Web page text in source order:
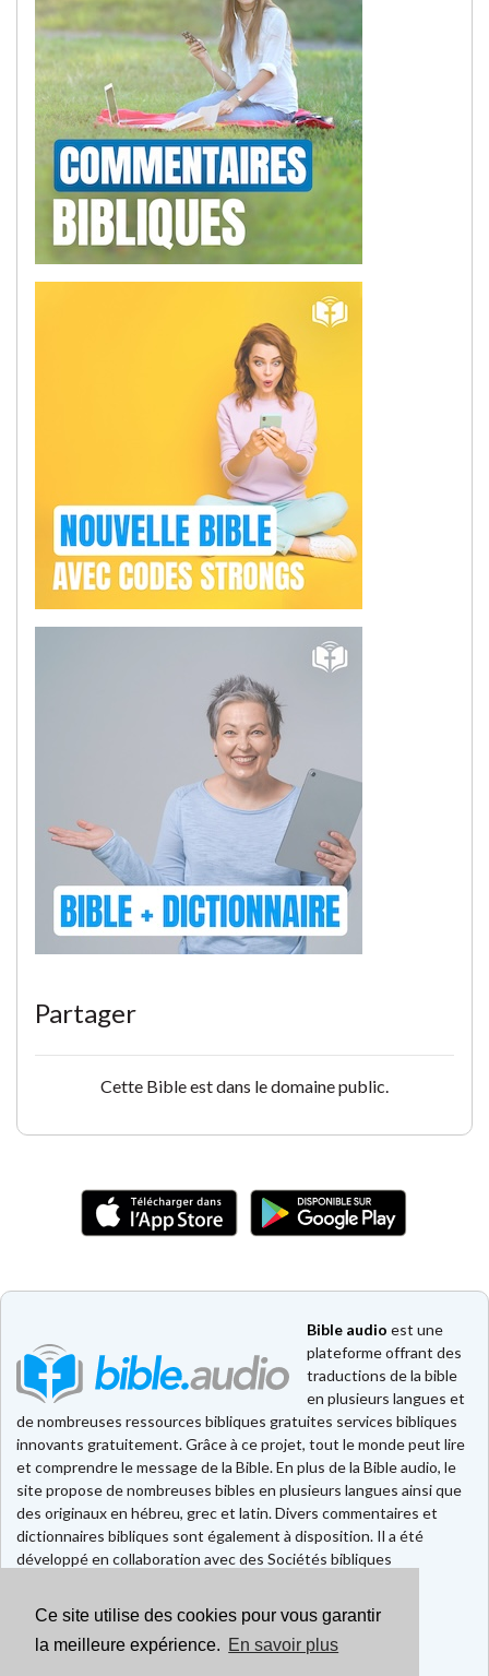
Ce site utilise des cookies pour vous garantir
la meilleure expérience. En savoir plus
Partager
Cette Bible est dans le domaine public.
Bible audio est une
plateforme offrant des
traductions de la bible
en plusieurs langues et
de nombreuses ressources bibliques gratuites services bibliques
innovants gratuitement. Grâce à ce projet, tout le monde peut lire
et comprendre le message de la Bible. En plus de la Bible audio, le
site propose de nombreuses bibles en plusieurs langues ainsi que
des originaux en hébreu, grec et latin. Divers commentaires et
dictionnaires bibliques sont également à disposition. Il a été
développé en collaboration avec des Sociétés bibliques
Faire un don
Contact